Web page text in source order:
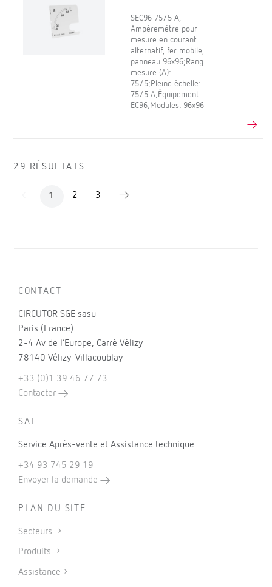
SEC96 75/5 A,
Ampèremètre pour
mesure en courant
alternatif, fer mobile,
panneau 96x96;Rang
mesure (A):
75/5;Pleine échelle:
75/5 A;Équipement:
EC96;Modules: 96x96
29 RÉSULTATS
1 2 3
CONTACT
CIRCUTOR SGE sasu
Paris (France)
2-4 Av de l’Europe, Carré Vélizy
78140 Vélizy-Villacoublay
+33 (0)1 39 46 77 73
Contacter
SAT
Service Après-vente et Assistance technique
+34 93 745 29 19
Envoyer la demande
PLAN DU SITE
Secteurs
Produits
Assistance